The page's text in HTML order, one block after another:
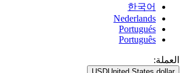
한국어
Nederlands
Portugués
Português
العملة: